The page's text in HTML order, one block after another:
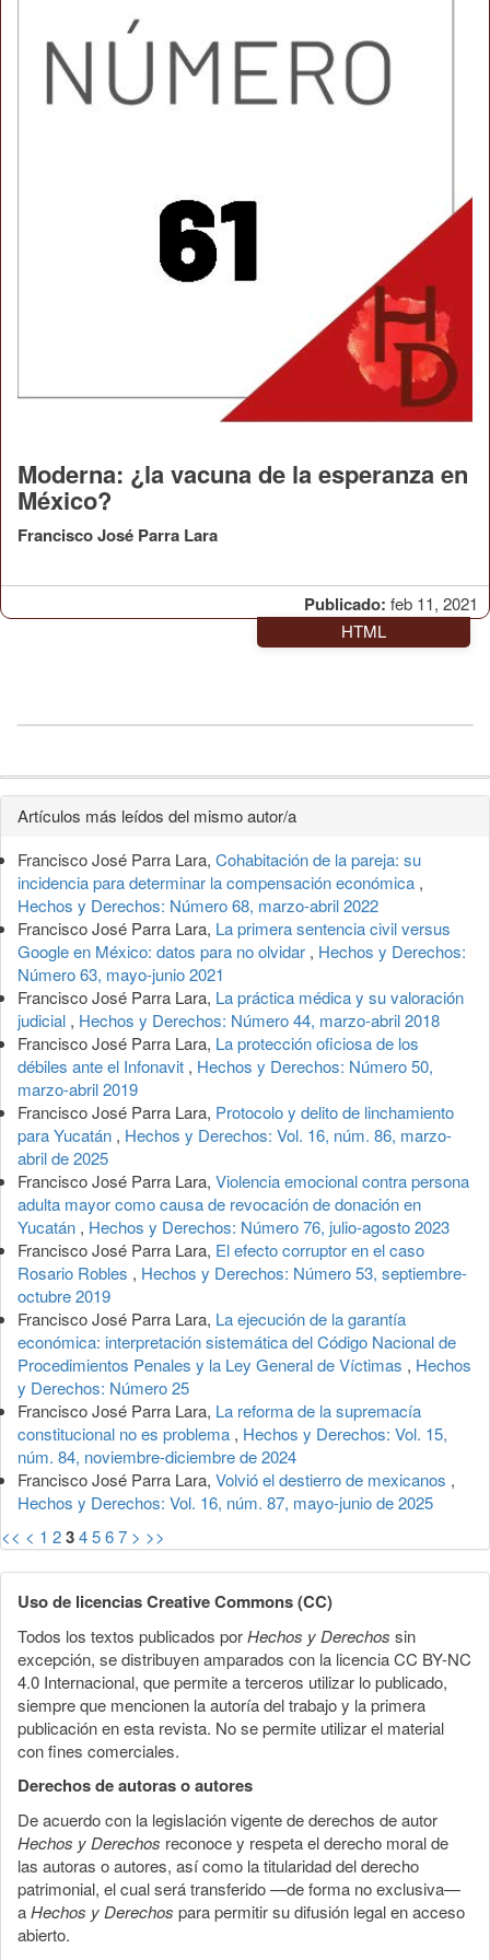
Publicado: feb 11, 2021
Moderna: ¿la vacuna de la esperanza en
México?
Francisco José Parra Lara
HTML
Detalles
del
artículo
Artículos más leídos del mismo autor/a
Francisco José Parra Lara, Cohabitación de la pareja: su
incidencia para determinar la compensación económica ,
Hechos y Derechos: Número 68, marzo-abril 2022
Francisco José Parra Lara, La primera sentencia civil versus
Google en México: datos para no olvidar , Hechos y Derechos:
Número 63, mayo-junio 2021
Francisco José Parra Lara, La práctica médica y su valoración
judicial , Hechos y Derechos: Número 44, marzo-abril 2018
Francisco José Parra Lara, La protección oficiosa de los
débiles ante el Infonavit , Hechos y Derechos: Número 50,
marzo-abril 2019
Francisco José Parra Lara, Protocolo y delito de linchamiento
para Yucatán , Hechos y Derechos: Vol. 16, núm. 86, marzo-
abril de 2025
Francisco José Parra Lara, Violencia emocional contra persona
adulta mayor como causa de revocación de donación en
Yucatán , Hechos y Derechos: Número 76, julio-agosto 2023
Francisco José Parra Lara, El efecto corruptor en el caso
Rosario Robles , Hechos y Derechos: Número 53, septiembre-
octubre 2019
Francisco José Parra Lara, La ejecución de la garantía
económica: interpretación sistemática del Código Nacional de
Procedimientos Penales y la Ley General de Víctimas , Hechos
y Derechos: Número 25
Francisco José Parra Lara, La reforma de la supremacía
constitucional no es problema , Hechos y Derechos: Vol. 15,
núm. 84, noviembre-diciembre de 2024
Francisco José Parra Lara, Volvió el destierro de mexicanos ,
Hechos y Derechos: Vol. 16, núm. 87, mayo-junio de 2025
<< < 1 234567 > >>
Uso de licencias Creative Commons (CC)
Todos los textos publicados porHechos y Derechos sin
excepción, se distribuyen amparados con la licencia CC BY-NC
4.0 Internacional, que permite a terceros utilizar lo publicado,
siempre que mencionen la autoría del trabajo y la primera
publicación en esta revista. No se permite utilizar el material
con fines comerciales.
Derechos de autoras o autores
De acuerdo con la legislación vigente de derechos de autor
Hechos y Derechos reconoce y respeta el derecho moral de
las autoras o autores, así como la titularidad del derecho
patrimonial, el cual será transferido —de forma no exclusiva—
aHechos y Derechos para permitir su difusión legal en acceso
abierto.